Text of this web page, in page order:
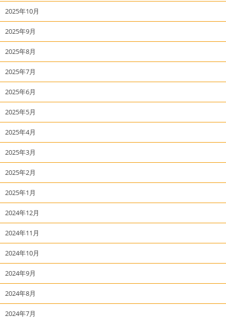
2025年10月
2025年9月
2025年8月
2025年7月
2025年6月
2025年5月
2025年4月
2025年3月
2025年2月
2025年1月
2024年12月
2024年11月
2024年10月
2024年9月
2024年8月
2024年7月